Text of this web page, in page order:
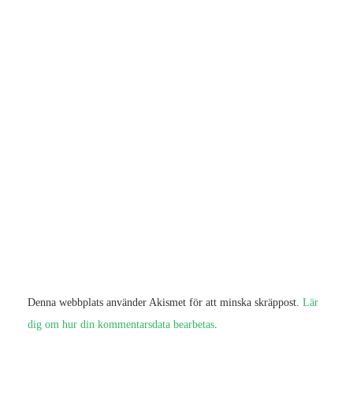
Denna webbplats använder Akismet för att minska skräppost. Lär
dig om hur din kommentarsdata bearbetas.